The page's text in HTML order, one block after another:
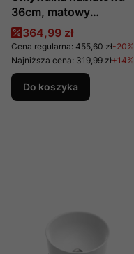
36cm, matowy
cappuccino, nr kat. UN-
WIKI-MC , producent
Comad
Cena promocyjna
364,99 zł
Cena regularna: 455,60 zł-20%
Najniższa cena: 319,99 zł+14%
Do koszyka